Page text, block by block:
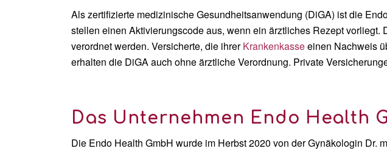
Als zertifizierte medizinische Gesundheitsanwendung (DiGA) ist die
stellen einen Aktivierungscode aus, wenn ein ärztliches Rezept vorliegt.
verordnet werden. Versicherte, die ihrerKrankenkasseeinen Nachweis
erhalten die DiGA auch ohne ärztliche Verordnung. Private
Das Unternehmen Endo Health
Die Endo Health GmbH wurde im Herbst 2020 von der Gynäkologin Dr.